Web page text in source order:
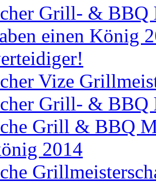
Grill- & BBQ
einen König
Vize
Grill- & BBQ
Grill & BBQ
2014